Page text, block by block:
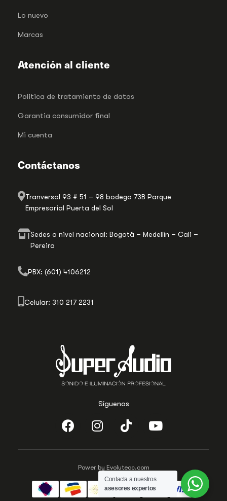
Síguenos
Lo nuevo
Marcas
Atención al cliente
Politica de tratamiento de datos
Garantia consumidor final
Mi cuenta
Contáctanos
Tranversal 93 # 51 – 98 bodega 73B Parque
Empresarial Puerta del Sol
Sedes a nivel nacional: Bogotá – Medellín – Cali –
Pereira
PBX: (601) 4106212
Celular: 310 217 2231
Power by Evolutecc.com
Contacta a nuestros
asesores expertos